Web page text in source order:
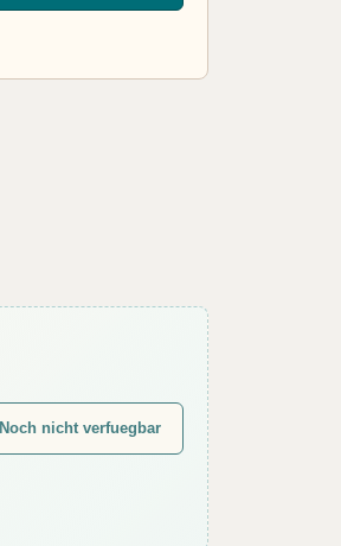
Noch nicht verfuegbar